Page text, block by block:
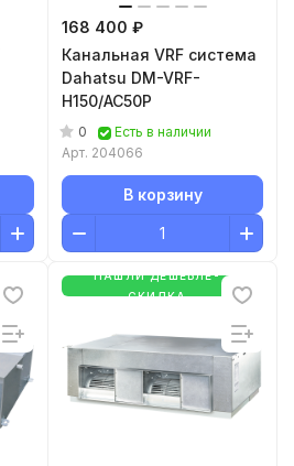
168 400 ₽
Канальная VRF система
Dahatsu DM-VRF-
H150/AC50P
0
Есть в наличии
Арт. 204066
В корзину
НАШЛИ ДЕШЕВЛЕ-
СКИДКА